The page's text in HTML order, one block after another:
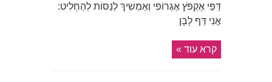
דַּפַּי אֶקְפֹּץ אֶגְרוֹפִי וְאַמְשִׁיךְ לְנַסּוֹת לְהַחְלִיט:
אֲנִי דַּף לָבָן
קרא עוד »